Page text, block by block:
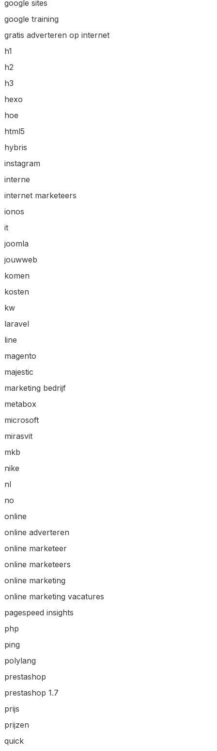
google sites
google training
gratis adverteren op internet
h1
h2
h3
hexo
hoe
html5
hybris
instagram
interne
internet marketeers
ionos
it
joomla
jouwweb
komen
kosten
kw
laravel
line
magento
majestic
marketing bedrijf
metabox
microsoft
mirasvit
mkb
nike
nl
no
online
online adverteren
online marketeer
online marketeers
online marketing
online marketing vacatures
pagespeed insights
php
ping
polylang
prestashop
prestashop 1.7
prijs
prijzen
quick